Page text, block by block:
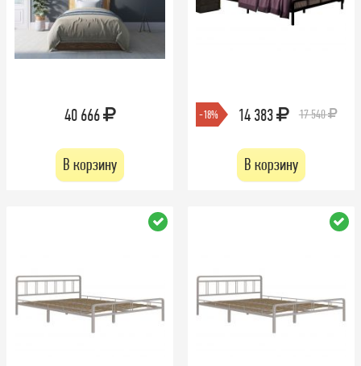
40 666
В корзину
-18% 14 383 17 540
В корзину